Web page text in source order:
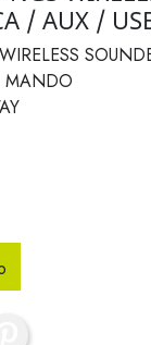
/ AUX /
MANDO